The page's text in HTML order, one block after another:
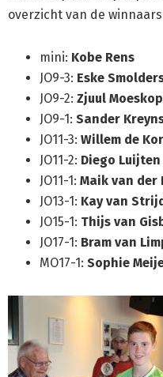
overzicht van de
mini: Kobe Rens
JO9-3: Eske
JO9-2: Zjuul
JO9-1: Sander
JO11-3: Willem de
JO11-2: Diego Luijten
JO11-1: Maik van der
JO13-1: Kay van
JO15-1: Thijs van
JO17-1: Bram van
MO17-1: Sophie